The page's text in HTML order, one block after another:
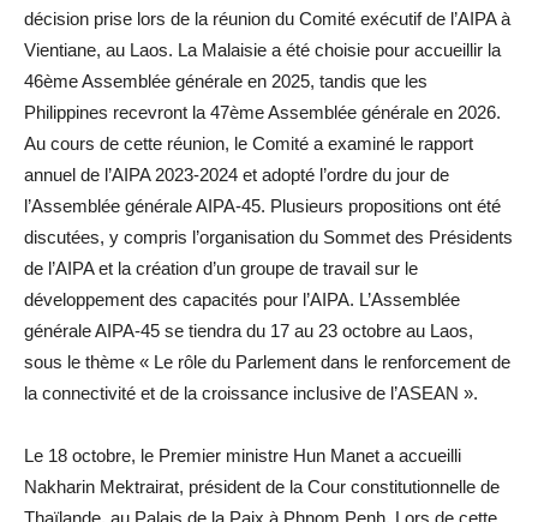
décision prise lors de la réunion du Comité exécutif de l’AIPA à
Vientiane, au Laos. La Malaisie a été choisie pour accueillir la
46ème Assemblée générale en 2025, tandis que les
Philippines recevront la 47ème Assemblée générale en 2026.
Au cours de cette réunion, le Comité a examiné le rapport
annuel de l’AIPA 2023-2024 et adopté l’ordre du jour de
l’Assemblée générale AIPA-45. Plusieurs propositions ont été
discutées, y compris l’organisation du Sommet des Présidents
de l’AIPA et la création d’un groupe de travail sur le
développement des capacités pour l’AIPA. L’Assemblée
générale AIPA-45 se tiendra du 17 au 23 octobre au Laos,
sous le thème « Le rôle du Parlement dans le renforcement de
la connectivité et de la croissance inclusive de l’ASEAN ».
Le 18 octobre, le Premier ministre Hun Manet a accueilli
Nakharin Mektrairat, président de la Cour constitutionnelle de